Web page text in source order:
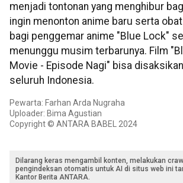
menjadi tontonan yang menghibur
ingin menonton anime baru serta
bagi penggemar anime "Blue Lock"
menunggu musim terbarunya. Film
Movie - Episode Nagi" bisa
seluruh Indonesia.
Pewarta: Farhan Arda Nugraha
Uploader: Bima Agustian
Copyright © ANTARA BABEL 2024
Dilarang keras mengambil konten, melakukan
pengindeksan otomatis untuk AI di situs web ini
Kantor Berita ANTARA.